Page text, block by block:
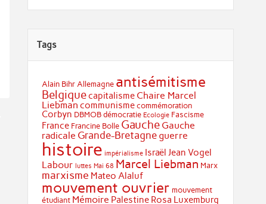
Tags
Alain Bihr Allemagne antisémitisme
Belgiquecapitalisme Chaire Marcel
Liebman communisme commémoration
Corbyn DBMOB démocratie Ecologie Fascisme
France Francine Bolle Gauche Gauche
radicale Grande-Bretagne guerre
histoire impérialisme Israël Jean Vogel
Labour luttes Mai 68 Marcel Liebman Marx
marxisme Mateo Alaluf
mouvement ouvrier mouvement
étudiant Mémoire Palestine Rosa Luxemburg